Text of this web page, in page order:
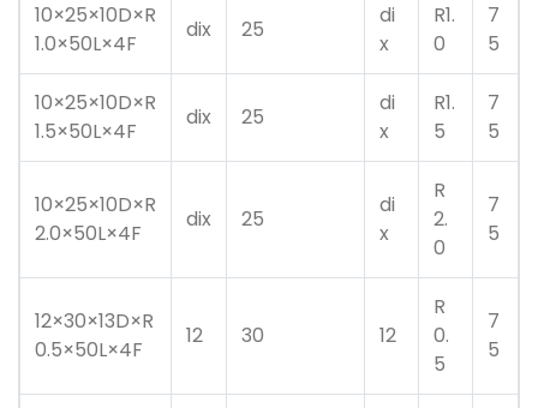
10×25×10D×R
1.0×50L×4F
dix 25
di
x
R1.
0
7
5
10×25×10D×R
1.5×50L×4F
dix 25
di
x
R1.
5
7
5
10×25×10D×R
2.0×50L×4F
dix 25
di
x
R
2.
0
7
5
12×30×13D×R
0.5×50L×4F
12 30 12
R
0.
5
7
5